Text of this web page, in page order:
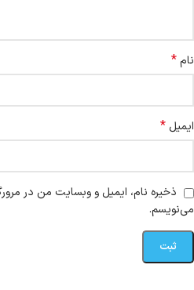
نام*
ایمیل *
ذخیره نام، ایمیل و وبسایت من در
می‌نویسم.